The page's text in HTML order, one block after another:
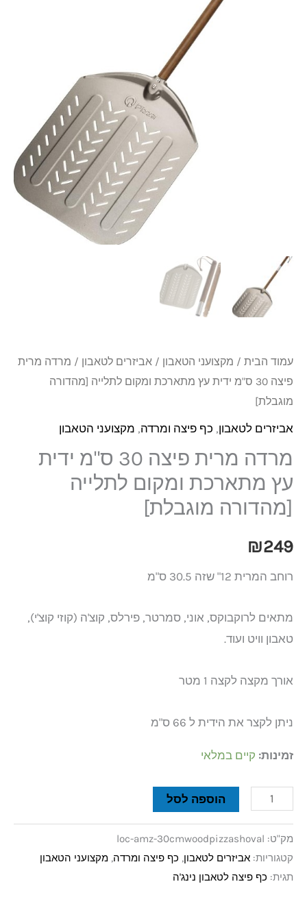
עמוד הבית / מקצועני הטאבון / אביזרים לטאבון / מרדה מרית
פיצה 30 ס"מ ידית עץ מתארכת ומקום לתלייה [מהדורה
מוגבלת]
אביזרים לטאבון, כף פיצה ומרדה, מקצועני הטאבון
מרדה מרית פיצה 30 ס"מ ידית
עץ מתארכת ומקום לתלייה
[מהדורה מוגבלת]
₪249
רוחב המרית 12" שזה 30.5 ס"מ
מתאים לרוקבוקס, אוני, סמרטר, פירלס, קוצ'ה (קוזי קוצ'י),
טאבון וויט ועוד.
אורך מקצה לקצה 1 מטר
ניתן לקצר את הידית ל 66 ס"מ
זמינות: קיים במלאי
הוספה לסל
מק"ט: loc-amz-30cmwoodpizzashoval
קטגוריות: אביזרים לטאבון, כף פיצה ומרדה, מקצועני הטאבון
תגית: כף פיצה לטאבון נינג'ה